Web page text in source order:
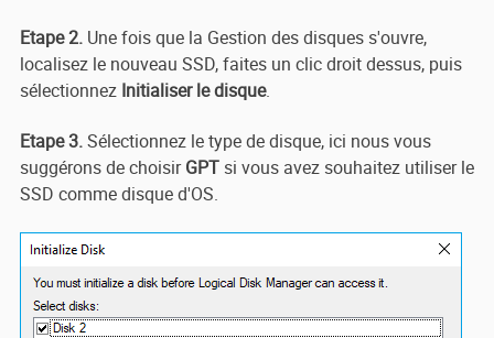
Etape 2. Une fois que la Gestion des disques s'ouvre,
localisez le nouveau SSD, faites un clic droit dessus, puis
sélectionnez Initialiser le disque.
Etape 3.Sélectionnez le type de disque, ici nous vous
suggérons de choisirGPTsi vous avez souhaitez utiliser le
SSD comme disque d'OS.